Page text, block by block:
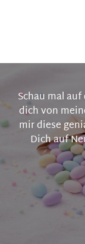
Schau mal
dich von
mir diese
Dich auf